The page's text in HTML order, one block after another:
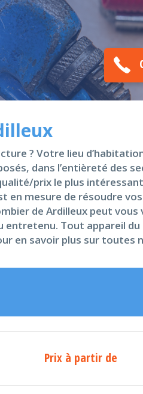
? Votre lieu
dans l’entièreté des
prix le plus
en mesure de résoudre
de Ardilleux peut vous
Tout appareil du
en savoir plus sur toutes
Prix à partir de